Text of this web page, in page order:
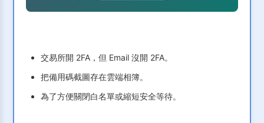
交易所開 2FA，但 Email 沒開 2FA。
把備用碼截圖存在雲端相簿。
為了方便關閉白名單或縮短安全等待。